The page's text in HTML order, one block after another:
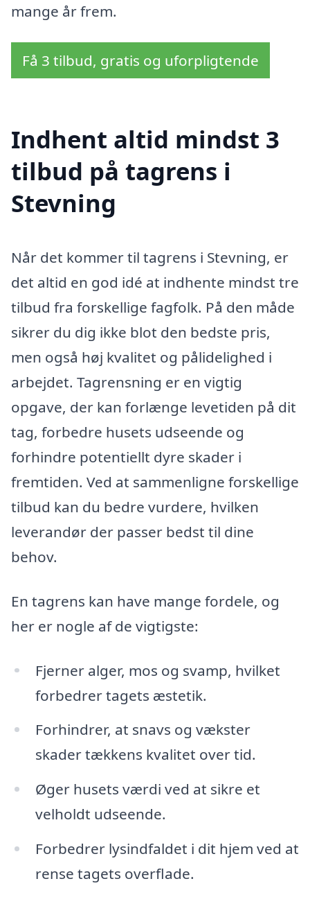
mange år frem.
Få 3 tilbud, gratis og uforpligtende
Indhent altid mindst 3
tilbud på tagrens i
Stevning
Når det kommer til tagrens i Stevning, er
det altid en god idé at indhente mindst tre
tilbud fra forskellige fagfolk. På den måde
sikrer du dig ikke blot den bedste pris,
men også høj kvalitet og pålidelighed i
arbejdet. Tagrensning er en vigtig
opgave, der kan forlænge levetiden på dit
tag, forbedre husets udseende og
forhindre potentiellt dyre skader i
fremtiden. Ved at sammenligne forskellige
tilbud kan du bedre vurdere, hvilken
leverandør der passer bedst til dine
behov.
En tagrens kan have mange fordele, og
her er nogle af de vigtigste:
Fjerner alger, mos og svamp, hvilket
forbedrer tagets æstetik.
Forhindrer, at snavs og vækster
skader tækkens kvalitet over tid.
Øger husets værdi ved at sikre et
velholdt udseende.
Forbedrer lysindfaldet i dit hjem ved at
rense tagets overflade.